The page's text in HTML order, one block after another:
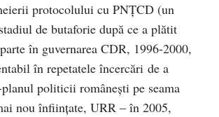
protocolului cu PNȚCD (un
de butaforie după ce a plătit
în guvernarea CDR, 1996-2000,
în repetatele încercări de a
politicii românești pe seama
nou înființate, URR – în 2005,